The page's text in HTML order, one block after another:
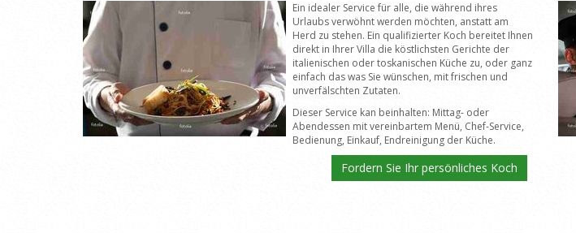
Ein idealer Service für alle, die während ihres
Urlaubs verwöhnt werden möchten, anstatt am
Herd zu stehen. Ein qualifizierter Koch bereitet Ihnen
direkt in Ihrer Villa die köstlichsten Gerichte der
italienischen oder toskanischen Küche zu, oder ganz
einfach das was Sie wünschen, mit frischen und
unverfälschten Zutaten.
Dieser Service kan beinhalten: Mittag- oder
Abendessen mit vereinbartem Menü, Chef-Service,
Bedienung, Einkauf, Endreinigung der Küche.
Fordern Sie Ihr persönliches Koch